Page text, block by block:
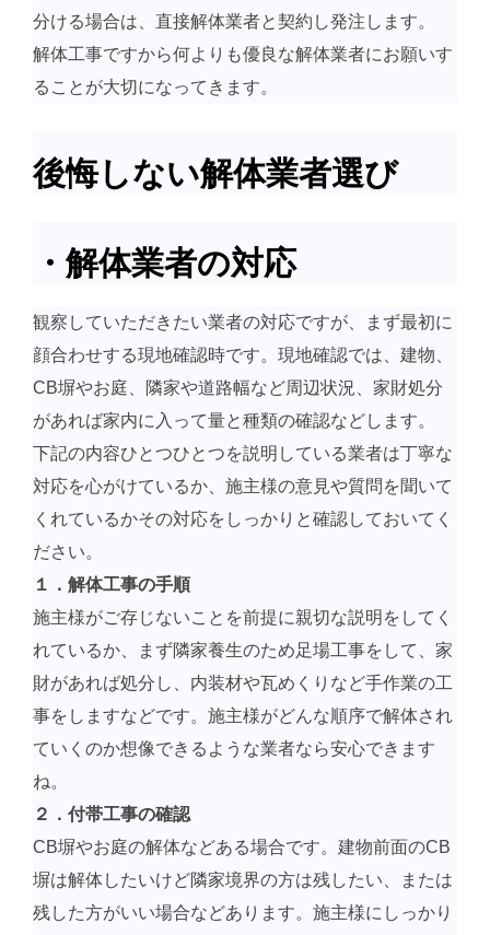
分ける場合は、直接解体業者と契約し発注します。
解体工事ですから何よりも優良な解体業者にお願いす
ることが大切になってきます。
後悔しない解体業者選び
・解体業者の対応
観察していただきたい業者の対応ですが、まず最初に
顔合わせする現地確認時です。現地確認では、建物、
CB塀やお庭、隣家や道路幅など周辺状況、家財処分
があれば家内に入って量と種類の確認などします。
下記の内容ひとつひとつを説明している業者は丁寧な
対応を心がけているか、施主様の意見や質問を聞いて
くれているかその対応をしっかりと確認しておいてく
ださい。
１．解体工事の手順
施主様がご存じないことを前提に親切な説明をしてく
れているか、まず隣家養生のため足場工事をして、家
財があれば処分し、内装材や瓦めくりなど手作業の工
事をしますなどです。施主様がどんな順序で解体され
ていくのか想像できるような業者なら安心できます
ね。
２．付帯工事の確認
CB塀やお庭の解体などある場合です。建物前面のCB
塀は解体したいけど隣家境界の方は残したい、または
残した方がいい場合などあります。施主様にしっかり